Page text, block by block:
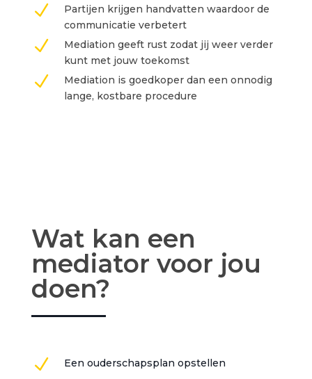
N
Partijen krijgen handvatten waardoor de
communicatie verbetert
N
Mediation geeft rust zodat jij weer verder
kunt met jouw toekomst
N
Mediation is goedkoper dan een onnodig
lange, kostbare procedure
N Een ouderschapsplan opstellen
Wat kan een
mediator voor jou
doen?